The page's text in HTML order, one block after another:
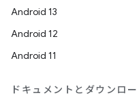
Android 13
Android 12
Android 11
ドキュメントとダウンロー